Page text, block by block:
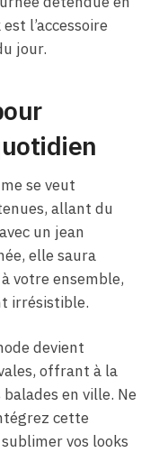
l’accessoire
jour.
se veut
allant du
un jean
elle saura
votre ensemble,
irrésistible.
devient
offrant à la
en ville. Ne
cette
vos looks